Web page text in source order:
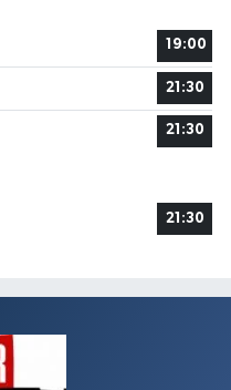
19:00
21:30
21:30
21:30